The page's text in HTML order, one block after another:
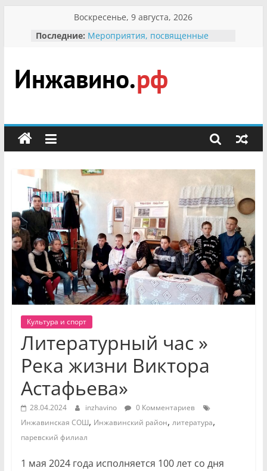
содержимому
Воскресенье, 9 августа, 2026
Последние: Мероприятия, посвященные
гражданин Инжавинского округа»
участнице Великой
Отечественной, фронтовичке
Безопасность в сети Интернет
мероприятии «Сохраним
первоцветы!»
В вольере Воронинского
заповедника родились крапчатые
суслики
Инжавино.рф
сельский
портал
Культура и спорт
Литературный час »
Река жизни Виктора
Астафьева»
28.04.2024 inzhavino
0 Комментариев
Инжавинская СОШ, Инжавинский район, литература,
паревский филиал
1 мая 2024 года исполняется 100 лет со дня